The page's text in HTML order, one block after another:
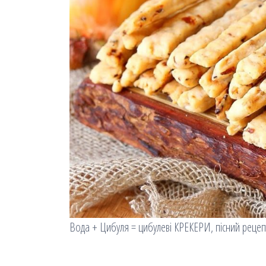
Вода + Цибуля = цибулеві КРЕКЕРИ, пісний